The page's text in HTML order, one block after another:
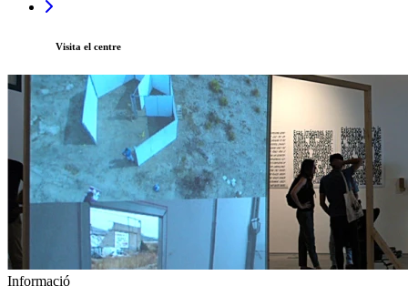
Visita el centre
Informació